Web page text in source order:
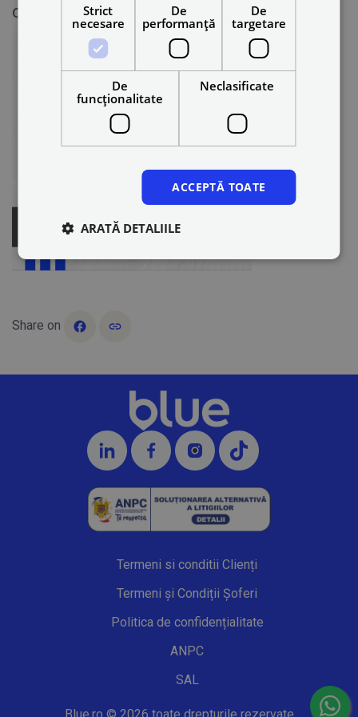
călătoriile tocmai au devenit mai cool.
Share on
Termeni si conditii Clienți
Termeni și Condiții Șoferi
Politica de confidențialitate
ANPC
SAL
Strict
necesare
De
performanță
De
targetare
De
funcţionalitate
Neclasificate
ACCEPTĂ TOATE
ARATĂ DETALIILE